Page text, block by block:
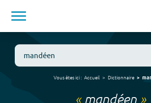
Vous êtes ici : Accueil Dictionnaire
« mandéen»